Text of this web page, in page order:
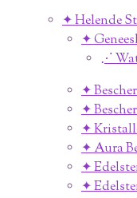
✦ Helende
✦
⋰
✦
✦
✦
✦ Aura
✦
✦